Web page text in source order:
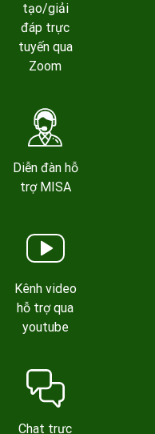
tạo/giải
đáp trực
tuyến qua
Zoom
Diễn đàn hỗ
trợ MISA
Kênh video
hỗ trợ qua
youtube
Chat trực